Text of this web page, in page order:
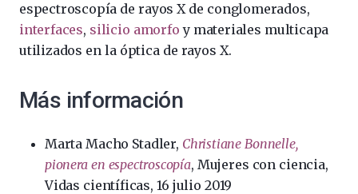
espectroscopía de rayos X de conglomerados,
interfaces, silicio amorfo y materiales multicapa
utilizados en la óptica de rayos X.
Más información
Marta Macho Stadler, Christiane Bonnelle,
pionera en espectroscopía, Mujeres con ciencia,
Vidas científicas, 16 julio 2019